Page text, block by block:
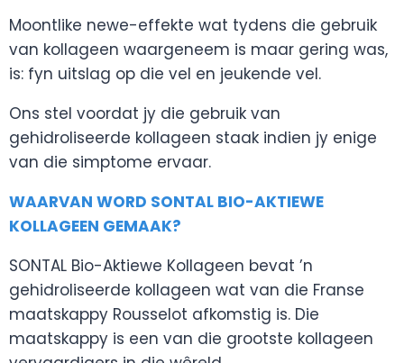
Moontlike newe-effekte wat tydens die gebruik
van kollageen waargeneem is maar gering was,
is: fyn uitslag op die vel en jeukende vel.
Ons stel voordat jy die gebruik van
gehidroliseerde kollageen staak indien jy enige
van die simptome ervaar.
WAARVAN WORD SONTAL BIO-AKTIEWE
KOLLAGEEN GEMAAK?
SONTAL Bio-Aktiewe Kollageen bevat ’n
gehidroliseerde kollageen wat van die Franse
maatskappy Rousselot afkomstig is. Die
maatskappy is een van die grootste kollageen